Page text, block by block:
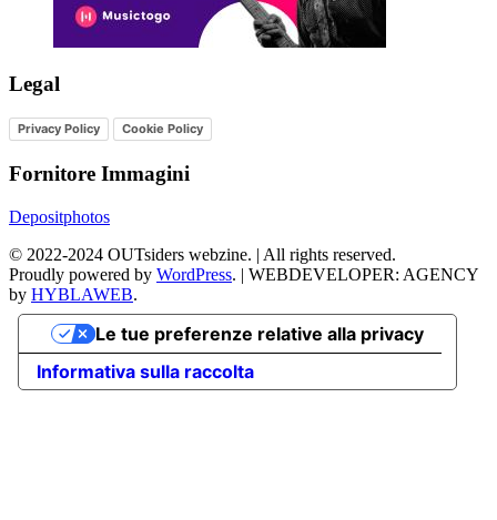
Legal
Privacy Policy Cookie Policy
Fornitore Immagini
Depositphotos
© 2022-2024 OUTsiders webzine. | All rights reserved.
Proudly powered by WordPress. | WEBDEVELOPER: AGENCY
by HYBLAWEB.
Informativa sulla raccolta
Le tue preferenze relative alla privacy